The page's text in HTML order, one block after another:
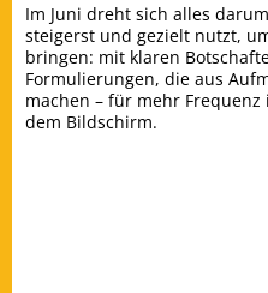
Im Juni dreht sich alles
steigerst und gezielt nutzt,
bringen: mit klaren
Formulierungen, die aus
machen – für mehr
dem Bildschirm.